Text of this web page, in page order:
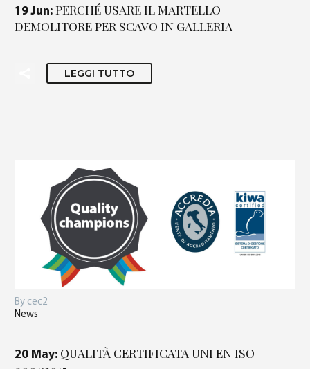
19 Jun: PERCHÉ USARE IL MARTELLO
DEMOLITORE PER SCAVO IN GALLERIA
LEGGI TUTTO
By cec2
News
20 May: QUALITÀ CERTIFICATA UNI EN ISO